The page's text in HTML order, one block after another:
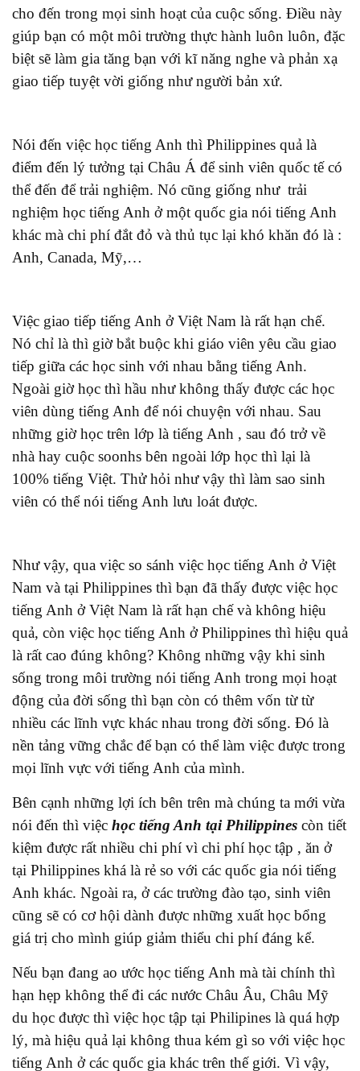
cho đến trong mọi sinh hoạt của cuộc sống. Điều này
giúp bạn có một môi trường thực hành luôn luôn, đặc
biệt sẽ làm gia tăng bạn với kĩ năng nghe và phản xạ
giao tiếp tuyệt vời giống như người bản xứ.
Nói đến việc học tiếng Anh thì Philippines quả là
điểm đến lý tưởng tại Châu Á để sinh viên quốc tế có
thể đến để trải nghiệm. Nó cũng giống như trải
nghiệm học tiếng Anh ở một quốc gia nói tiếng Anh
khác mà chi phí đắt đỏ và thủ tục lại khó khăn đó là :
Anh, Canada, Mỹ,…
Việc giao tiếp tiếng Anh ở Việt Nam là rất hạn chế.
Nó chỉ là thì giờ bắt buộc khi giáo viên yêu cầu giao
tiếp giữa các học sinh với nhau bằng tiếng Anh.
Ngoài giờ học thì hầu như không thấy được các học
viên dùng tiếng Anh để nói chuyện với nhau. Sau
những giờ học trên lớp là tiếng Anh , sau đó trở về
nhà hay cuộc soonhs bên ngoài lớp học thì lại là
100% tiếng Việt. Thử hỏi như vậy thì làm sao sinh
viên có thể nói tiếng Anh lưu loát được.
Như vậy, qua việc so sánh việc học tiếng Anh ở Việt
Nam và tại Philippines thì bạn đã thấy được việc học
tiếng Anh ở Việt Nam là rất hạn chế và không hiệu
quả, còn việc học tiếng Anh ở Philippines thì hiệu quả
là rất cao đúng không? Không những vậy khi sinh
sống trong môi trường nói tiếng Anh trong mọi hoạt
động của đời sống thì bạn còn có thêm vốn từ từ
nhiều các lĩnh vực khác nhau trong đời sống. Đó là
nền tảng vững chắc để bạn có thể làm việc được trong
mọi lĩnh vực với tiếng Anh của mình.
Bên cạnh những lợi ích bên trên mà chúng ta mới vừa
nói đến thì việc học tiếng Anh tại Philippines còn tiết
kiệm được rất nhiều chi phí vì chi phí học tập , ăn ở
tại Philippines khá là rẻ so với các quốc gia nói tiếng
Anh khác. Ngoài ra, ở các trường đào tạo, sinh viên
cũng sẽ có cơ hội dành được những xuất học bổng
giá trị cho mình giúp giảm thiểu chi phí đáng kể.
Nếu bạn đang ao ước học tiếng Anh mà tài chính thì
hạn hẹp không thể đi các nước Châu Âu, Châu Mỹ
du học được thì việc học tập tại Philipines là quá hợp
lý, mà hiệu quả lại không thua kém gì so với việc học
tiếng Anh ở các quốc gia khác trên thế giới. Vì vậy,